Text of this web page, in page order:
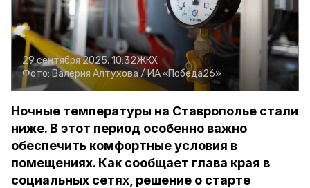
29 сентября 2025, 10:32ЖКХ
Фото: Валерия Алтухова /ИА «Победа26»
Ночные температуры на Ставрополье стали
ниже. В этот период особенно важно
обеспечить комфортные условия в
помещениях. Как сообщает глава края в
социальных сетях, решение о старте